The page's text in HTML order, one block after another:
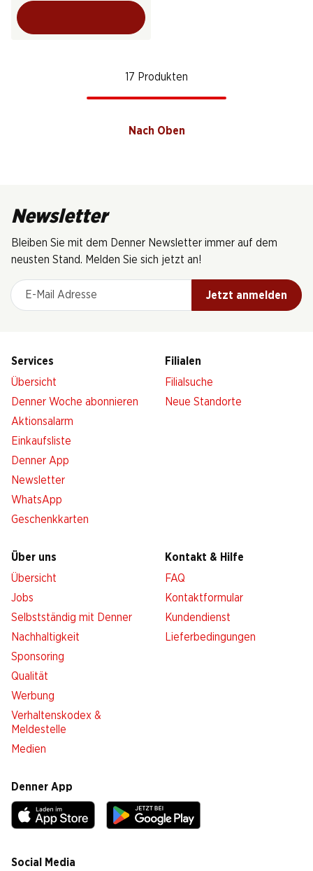
17 Produkten
Nach Oben
Newsletter
Bleiben Sie mit dem Denner Newsletter immer auf dem
neusten Stand. Melden Sie sich jetzt an!
E-Mail Adresse
Jetzt anmelden
Services
Übersicht
Denner Woche abonnieren
Aktionsalarm
Einkaufsliste
Denner App
Newsletter
WhatsApp
Geschenkkarten
Filialen
Filialsuche
Neue Standorte
Über uns
Übersicht
Jobs
Selbstständig mit Denner
Nachhaltigkeit
Sponsoring
Qualität
Werbung
Verhaltenskodex &
Meldestelle
Medien
Kontakt & Hilfe
FAQ
Kontaktformular
Kundendienst
Lieferbedingungen
Denner App
Social Media